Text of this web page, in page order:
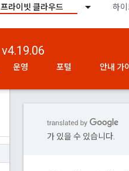
프라이빗 클라우드 하
v4.19.06
운영 포털 안내 가
가 있을 수 있습니다.